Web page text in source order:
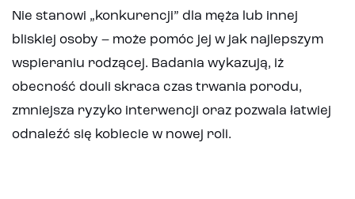
Nie stanowi „konkurencji” dla męża lub innej
bliskiej osoby – może pomóc jej w jak najlepszym
wspieraniu rodzącej. Badania wykazują, iż
obecność douli skraca czas trwania porodu,
zmniejsza ryzyko interwencji oraz pozwala łatwiej
odnaleźć się kobiecie w nowej roli.